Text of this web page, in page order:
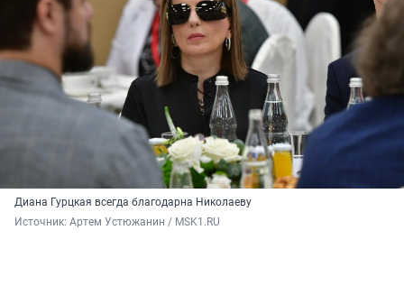
Диана Гурцкая всегда благодарна Николаеву
Источник: Артем Устюжанин / MSK1.RU